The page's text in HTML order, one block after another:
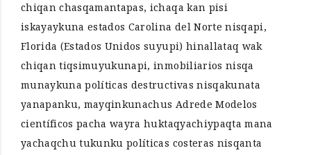
chiqan chasqamantapas, ichaqa kan pisi
iskayaykuna estados Carolina del Norte nisqapi,
Florida (Estados Unidos suyupi) hinallataq wak
chiqan tiqsimuyukunapi, inmobiliarios nisqa
munaykuna políticas destructivas nisqakunata
yanapanku, mayqinkunachus Adrede Modelos
científicos pacha wayra huktaqyachiypaqta mana
yachaqchu tukunku políticas costeras nisqanta